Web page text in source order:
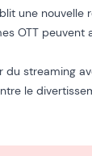
une nouvelle
OTT peuvent
du streaming
le